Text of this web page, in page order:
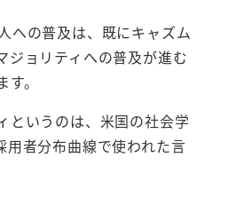
への普及は、既にキャズム
ジョリティへの普及が進む
。
というのは、米国の社会学
用者分布曲線で使われた言